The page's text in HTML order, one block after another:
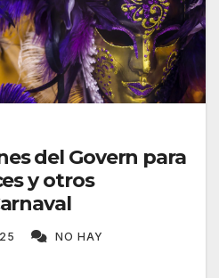
del Govern para
y otros
NO HAY